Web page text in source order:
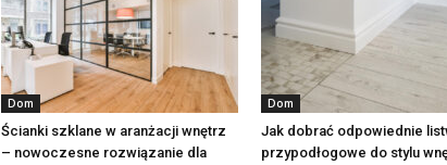
Dom
Ścianki szklane w aranżacji wnętrz
– nowoczesne rozwiązanie dla
Dom
Jak dobrać odpowiednie
przypodłogowe do stylu